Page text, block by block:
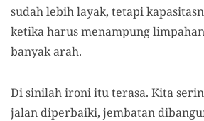
sudah lebih layak, tetapi
ketika harus menampung
banyak arah.
Di sinilah ironi itu terasa. Kita
jalan diperbaiki, jembatan